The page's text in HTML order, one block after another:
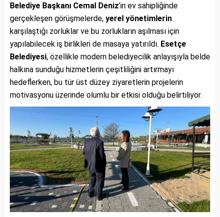
Belediye Başkanı Cemal Deniz’in ev sahipliğinde
gerçekleşen görüşmelerde, yerel yönetimlerin
karşılaştığı zorluklar ve bu zorlukların aşılması için
yapılabilecek iş birlikleri de masaya yatırıldı. Esetçe
Belediyesi, özellikle modern belediyecilik anlayışıyla belde
halkına sunduğu hizmetlerin çeşitliliğini artırmayı
hedeflerken, bu tür üst düzey ziyaretlerin projelerin
motivasyonu üzerinde olumlu bir etkisi olduğu belirtiliyor.